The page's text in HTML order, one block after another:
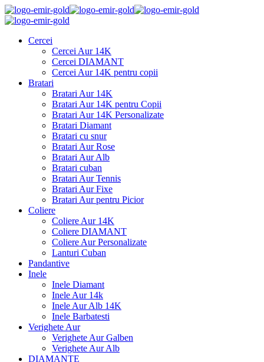
Cercei
Cercei Aur 14K
Cercei DIAMANT
Cercei Aur 14K pentru copii
Bratari
Bratari Aur 14K
Bratari Aur 14K pentru Copii
Bratari Aur 14K Personalizate
Bratari Diamant
Bratari cu snur
Bratari Aur Rose
Bratari Aur Alb
Bratari cuban
Bratari Aur Tennis
Bratari Aur Fixe
Bratari Aur pentru Picior
Coliere
Coliere Aur 14K
Coliere DIAMANT
Coliere Aur Personalizate
Lanturi Cuban
Pandantive
Inele
Inele Diamant
Inele Aur 14k
Inele Aur Alb 14K
Inele Barbatesti
Verighete Aur
Verighete Aur Galben
Verighete Aur Alb
DIAMANTE